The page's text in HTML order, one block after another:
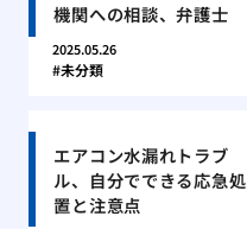
機関への相談、弁護士
2025.05.26
未分類
エアコン水漏れトラブ
ル、自分でできる応急処
置と注意点